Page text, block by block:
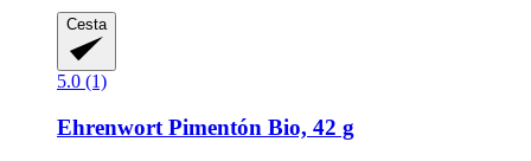
Cesta
5.0 (1)
Ehrenwort Pimentón Bio, 42 g